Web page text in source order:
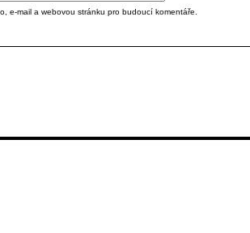
e-mail a webovou stránku pro budoucí komentáře.